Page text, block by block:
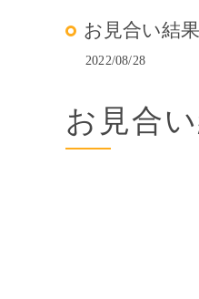
お見合い結
2022/08/28
お見合